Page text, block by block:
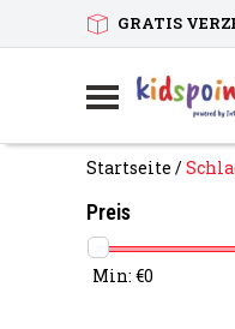
GRATIS
Startseite /
Preis
Min: €0